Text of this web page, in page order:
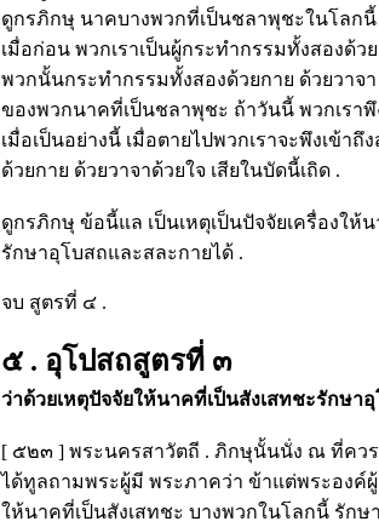
ดูกรภิกษุ นาคบางพวกที่เป็นชลาพุชะในโลก
เมื่อก่อน พวกเราเป็นผู้กระทำกรรมทั้งสองด้ว
พวกนั้นกระทำกรรมทั้งสองด้วยกาย ด้วยวาจา
ของพวกนาคที่เป็นชลาพุชะ ถ้าวันนี้ พวกเรา
เมื่อเป็นอย่างนี้ เมื่อตายไปพวกเราจะพึงเข้า
ด้วยกาย ด้วยวาจาด้วยใจ เสียในบัดนี้เถิด .
ดูกรภิกษุ ข้อนี้แล เป็นเหตุเป็นปัจจัยเครื่องใ
รักษาอุโบสถและสละกายได้ .
จบ สูตรที่ ๔ .
๕ . อุโปสถสูตรที่ ๓
ว่าด้วยเหตุปัจจัยให้นาคที่เป็นสังเสทชะรักษา
[ ๕๒๓ ] พระนครสาวัตถี . ภิกษุนั้นนั่ง ณ ที่คว
ได้ทูลถามพระผู้มี พระภาคว่า ข้าแต่พระองค์ผู้
ให้นาคที่เป็นสังเสทชะ บางพวกในโลกนี้ รักษ